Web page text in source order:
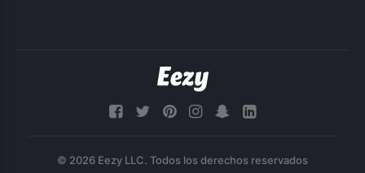
© 2026 Eezy LLC. Todos los derechos reservados